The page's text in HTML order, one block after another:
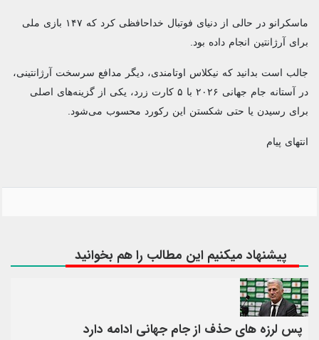
ماسکرانو در حالی از دنیای فوتبال خداحافظی کرد که ۱۴۷ بازی ملی
برای آرژانتین انجام داده بود.
جالب است بدانید که نیکلاس اوتامندی، دیگر مدافع سرسخت آرژانتینی،
در آستانه جام جهانی ۲۰۲۶ با ۵ کارت زرد، یکی از گزینه‌های اصلی
برای رسیدن یا حتی شکستن این رکورد محسوب می‌شود.
انتهای پیام
پیشنهاد میکنیم این مطالب را هم بخوانید
پس لرزه های حذف از جام جهانی ادامه دارد